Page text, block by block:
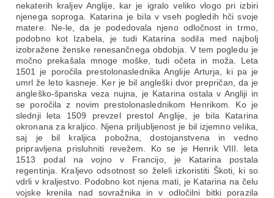
nekaterih kraljev Anglije, kar je igralo veliko vlogo pri izbiri
njenega soproga. Katarina je bila v vseh pogledih hči svoje
matere. Ne-le, da je podedovala njeno odločnost in trmo,
podobno kot Izabela, je tudi Katarina sodila med najbolj
izobražene ženske renesančnega obdobja. V tem pogledu je
močno prekašala mnoge moške, tudi očeta in moža. Leta
1501 je poročila prestolonaslednika Anglije Arturja, ki pa je
umrl že leto kasneje. Ker je bil angleški dvor prepričan, da je
angleško-španska veza nujna, je Katarina ostala v Angliji in
se poročila z novim prestolonaslednikom Henrikom. Ko je
slednji leta 1509 prevzel prestol Anglije, je bila Katarina
okronana za kraljico. Njena priljubljenost je bil izjemno velika,
saj je bil kraljica pobožna, dostojanstvena in vedno
pripravljena prisluhniti revežem. Ko se je Henrik VIII. leta
1513 podal na vojno v Francijo, je Katarina postala
regentinja. Kraljevo odsotnost so želeli izkoristiti Škoti, ki so
vdrli v kraljestvo. Podobno kot njena mati, je Katarina na čelu
vojske krenila nad sovražnika in v odločilni bitki porazila